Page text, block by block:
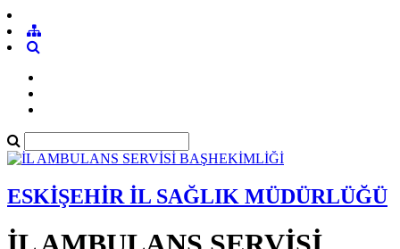
ESKİŞEHİR İL SAĞLIK MÜDÜRLÜĞÜ